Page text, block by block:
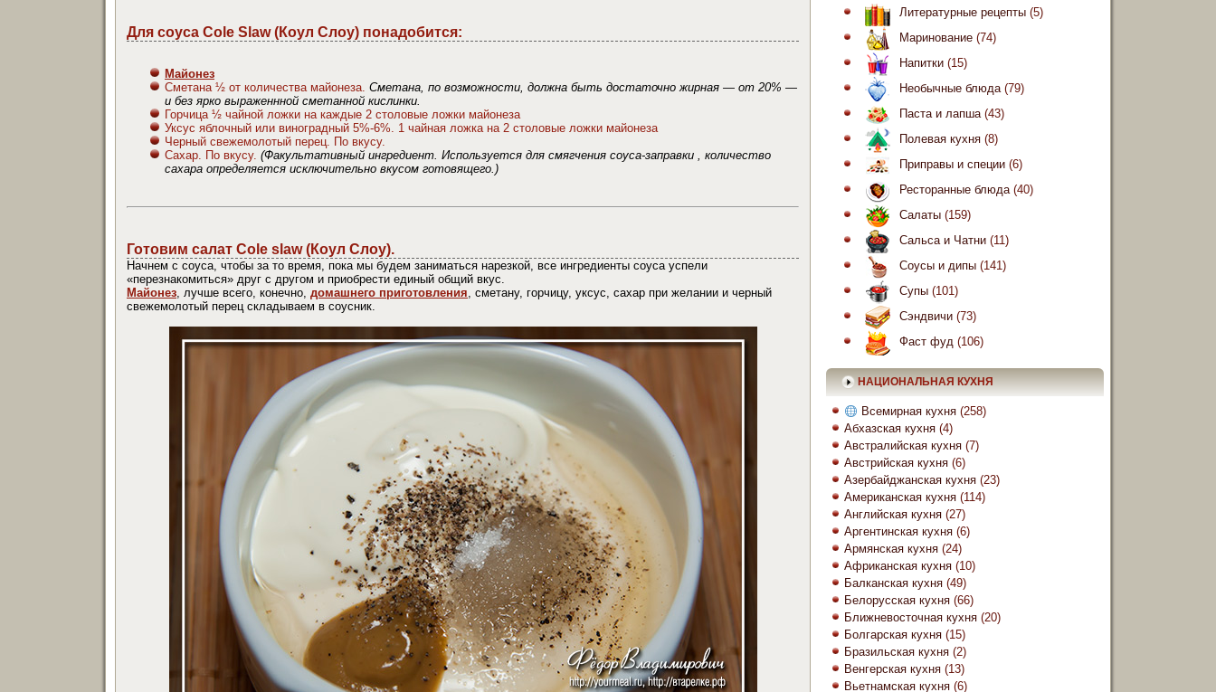
Для соуса Cole Slaw (Коул Слоу) понадобится:
Майонез
Сметана ½ от количества майонеза. Сметана, по возможности, должна быть достаточно жирная — от 20% —
и без ярко выраженнной сметанной кислинки.
Горчица ½ чайной ложки на каждые 2 столовые ложки майонеза
Уксус яблочный или виноградный 5%-6%. 1 чайная ложка на 2 столовые ложки майонеза
Черный свежемолотый перец. По вкусу.
Сахар. По вкусу. (Факультативный ингредиент. Используется для смягчения соуса-заправки , количество
сахара определяется исключительно вкусом готовящего.)
Готовим салат Cole slaw(Коул Слоу).
Начнем с соуса, чтобы за то время, пока мы будем заниматься нарезкой, все ингредиенты соуса успели
«перезнакомиться» друг с другом и приобрести единый общий вкус.
Майонез , лучше всего, конечно, домашнего приготовления , сметану, горчицу, уксус, сахар при желании и черный
свежемолотый перец складываем в соусник.
Литературные рецепты (5)
Маринование (74)
Напитки (15)
Необычные блюда(79)
Паста и лапша(43)
Полевая кухня (8)
Приправы и специи (6)
Ресторанные блюда(40)
Салаты (159)
Сальса и Чатни (11)
Соусы и дипы (141)
Супы (101)
Сэндвичи (73)
Фаст фуд (106)
НАЦИОНАЛЬНАЯ КУХНЯ
Всемирная кухня(258)
Абхазская кухня (4)
Австралийская кухня (7)
Австрийская кухня (6)
Азербайджанская кухня (23)
Американская кухня (114)
Английская кухня (27)
Аргентинская кухня (6)
Армянская кухня (24)
Африканская кухня (10)
Балканская кухня (49)
Белорусская кухня (66)
Ближневосточная кухня (20)
Болгарская кухня (15)
Бразильская кухня (2)
Венгерская кухня (13)
Вьетнамская кухня (6)